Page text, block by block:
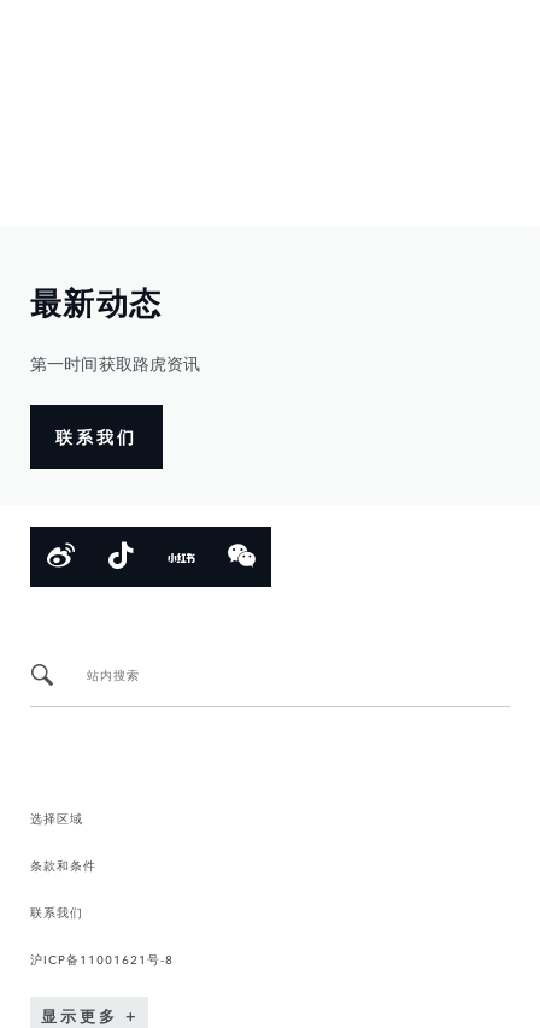
最新动态
第一时间获取路虎资讯
联系我们
站内搜索
选择区域
条款和条件
联系我们
沪ICP备11001621号-8
显示更多